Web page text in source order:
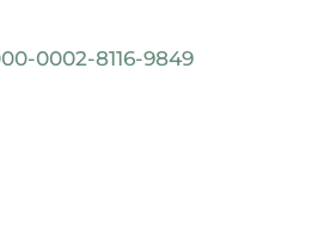
0002-8116-9849